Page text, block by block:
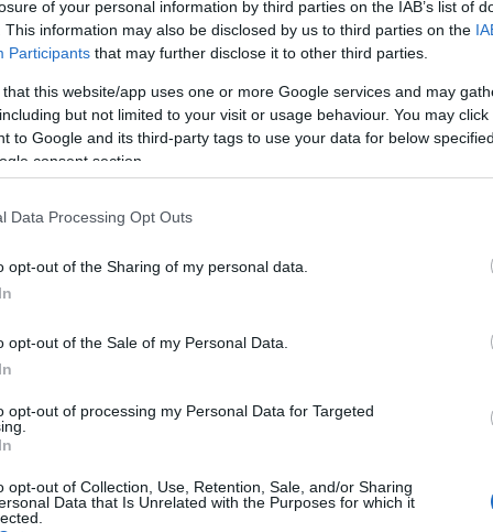
of your personal information by third parties on the IAB’s list of
This information may also be disclosed by us to third parties on the
Participants that may further disclose it to other third parties.
that this website/app uses one or more Google services and may
but not limited to your visit or usage behaviour. You may
to Google and its third-party tags to use your data for below
consent section.
Data Processing Opt Outs
opt-out of the Sharing of my personal data.
opt-out of the Sale of my Personal Data.
opt-out of processing my Personal Data for Targeted
opt-out of Collection, Use, Retention, Sale, and/or Sharing
Data that Is Unrelated with the Purposes for which it
ఆదరణ పొందుతోంది. ఇది దాని ప్రయోజనాలకు ప్రసిద్ధి
బాడీబిల్డర్లను ఆకర్షిస్తుంది. ఈ సమ్మేళనం సిట్రులైన్ మరియు
సహాయపడుతుంది, శరీరం నుండి అమ్మోనియాను తొలగించడంలో
వ్యాయామాల సమయంలో శక్తి ఉత్పత్తి మరియు ఓర్పును
మిశ్రమాన్ని ఏర్పరుస్తుంది. కండరాల కోలుకోవడంలో,
సామర్థ్యం నుండి దీని ప్రజాదరణ వచ్చింది.
విస్తృతంగా ఉపయోగించే సమ్మేళనం. ఇది నైట్రిక్ ఆక్సైడ్
మాలిక్ ఆమ్లంతో మిళితం చేస్తుంది. ఈ మిశ్రమం సిట్రుల్లైన్
నేరుగా దోహదపడదు.
L-సిట్రుల్లైన్ చాలా అవసరం. ఇది నైట్రిక్ ఆక్సైడ్ లభ్యతను
పెంచుతుంది, L-సిట్రుల్లైన్‌తో సినర్జిస్టిక్ ప్రభావాన్ని సృష్టిస్తుంది.
యొక్క ప్రయోజనాలను పరిశోధన చూపించింది. ఇది కండరాలకు
దారితీస్తుంది. అథ్లెట్లు మరియు ఫిట్‌నెస్ ఔత్సాహికులు దీనిని
ఉపయోగిస్తారు.